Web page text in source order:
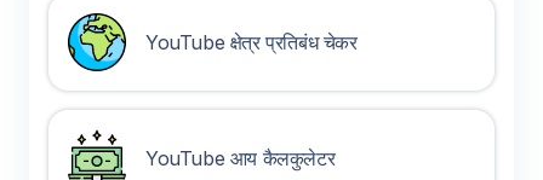
YouTube क्षेत्र प्रतिबंध चेकर
YouTube आय कैलकुलेटर